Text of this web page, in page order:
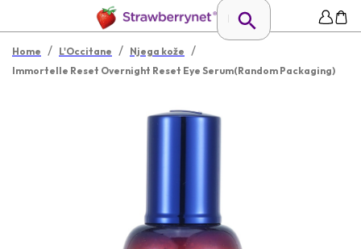
Home / L'Occitane / Njega kože /
Immortelle Reset Overnight Reset Eye Serum(Random Packaging)